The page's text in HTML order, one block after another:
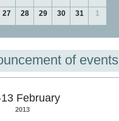
27 28 29 30 31 1
of events
February
2013